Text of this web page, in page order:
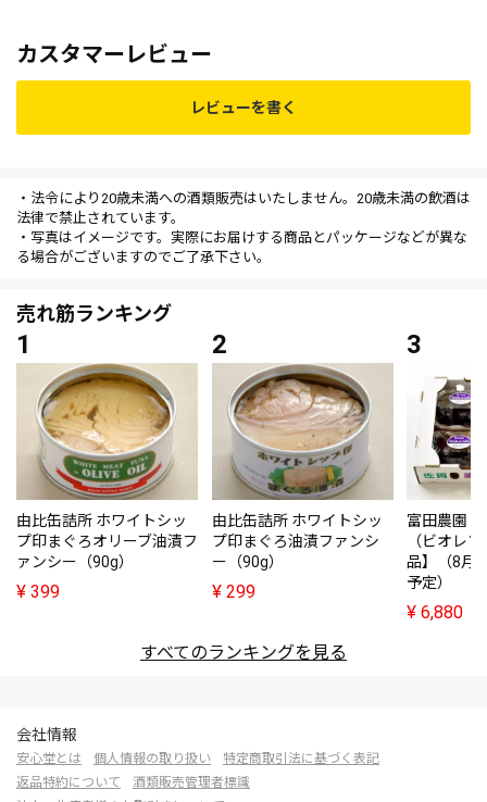
カスタマーレビュー
レビューを書く
・法令により20歳未満への酒類販売はいたしません。20歳未満の飲酒は
法律で禁止されています。
・写真はイメージです。実際にお届けする商品とパッケージなどが異な
る場合がございますのでご了承下さい。
売れ筋ランキング
由比缶詰所 ホワイトシッ
プ印まぐろオリーブ油漬フ
ァンシー（90g）
¥ 399
由比缶詰所 ホワイトシッ
プ印まぐろ油漬ファンシ
ー（90g）
¥ 299
富田農園
（ビオレ
品】（8月
予定）
¥ 6,880
すべてのランキングを見る
会社情報
安心堂とは 個人情報の取り扱い
特定商取引法に基づく表記
返品特約について
酒類販売管理者標識